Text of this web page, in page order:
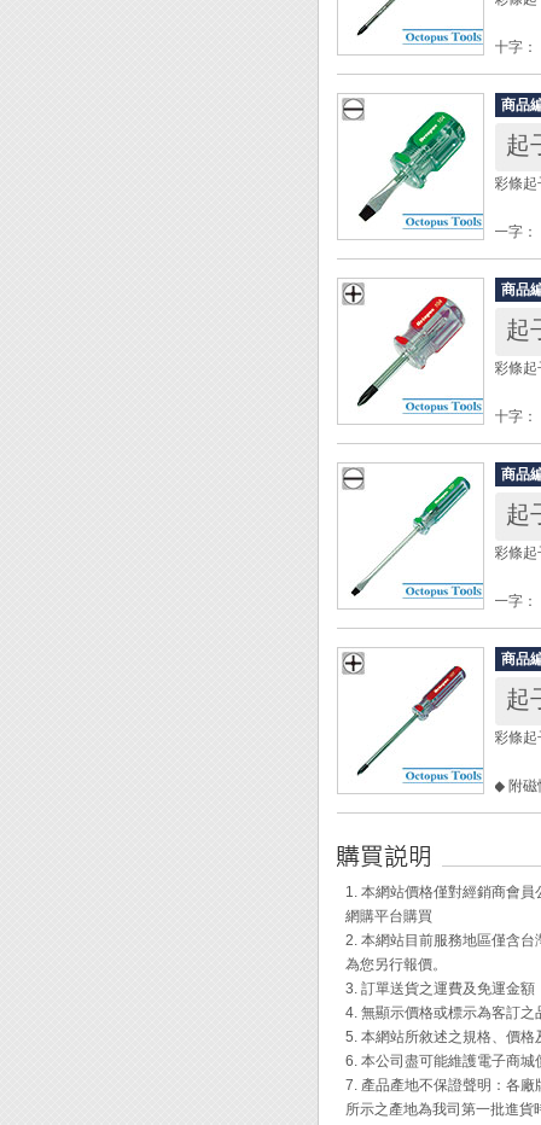
包裝
手柄
◆ 附
◆ 材
◆ 膠
十字
軸徑
軸長
柄徑
柄長
手柄
◆ 附
◆ 頭
◆ 膠
商品
彩條
一字
軸徑
軸長
柄徑
柄長
手柄
◆ 附
◆ 頭
◆ 膠
商品
起
彩條
十字
軸徑
軸長
柄徑
柄長
手柄
◆ 附
◆ 頭
◆ 膠
商品
彩條
一字
軸徑
軸長
柄徑
柄長
手柄
◆ 附
◆ 材
◆ 膠柄
商品
彩條
◆ 附磁
◆ 頭部
軸徑
柄徑
柄長
起子
手柄
包裝
1. 本網站價格僅對經銷商會
網購平台購買
2. 本網站目前服務地區僅含
為您另行報價。
3. 訂單送貨之運費及免運金
4. 無顯示價格或標示為客訂
5. 本網站所敘述之規格、價
6. 本公司盡可能維護電子商
7. 產品產地不保證聲明：各
所示之產地為我司第一批進